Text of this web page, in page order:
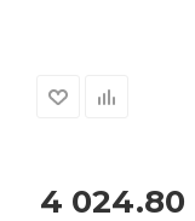
4 024.80